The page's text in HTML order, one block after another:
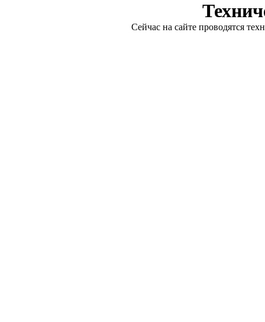
Сейчас на сайте проводятся